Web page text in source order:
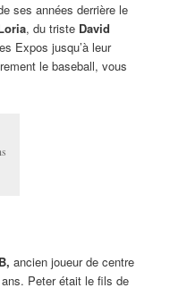
ses années derrière le
, du triste David
Expos jusqu’à leur
le baseball, vous
ancien joueur de centre
ans. Peter était le fils de